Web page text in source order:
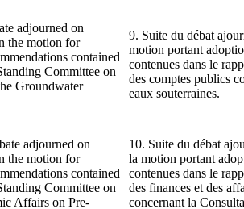
adjourned on
the motion for
contained
Committee on
Groundwater
9. Suite du débat
motion portant
contenues dans le
des comptes publics
eaux souterraines.
adjourned on
the motion for
contained
Committee on
Affairs on Pre-
10. Suite du débat
la motion portant
contenues dans le
des finances et des
concernant la